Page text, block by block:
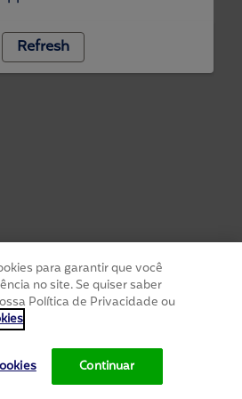
Refresh
para garantir que você
no site. Se quiser saber
Política de Privacidade ou
Continuar